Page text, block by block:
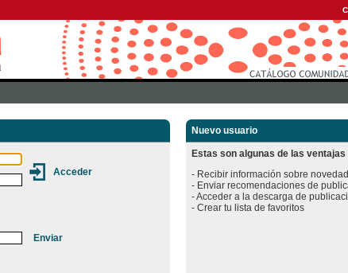
Nuevo usuario
Estas son algunas de las
- Recibir información sobre
- Enviar recomendaciones de
- Acceder a la descarga de